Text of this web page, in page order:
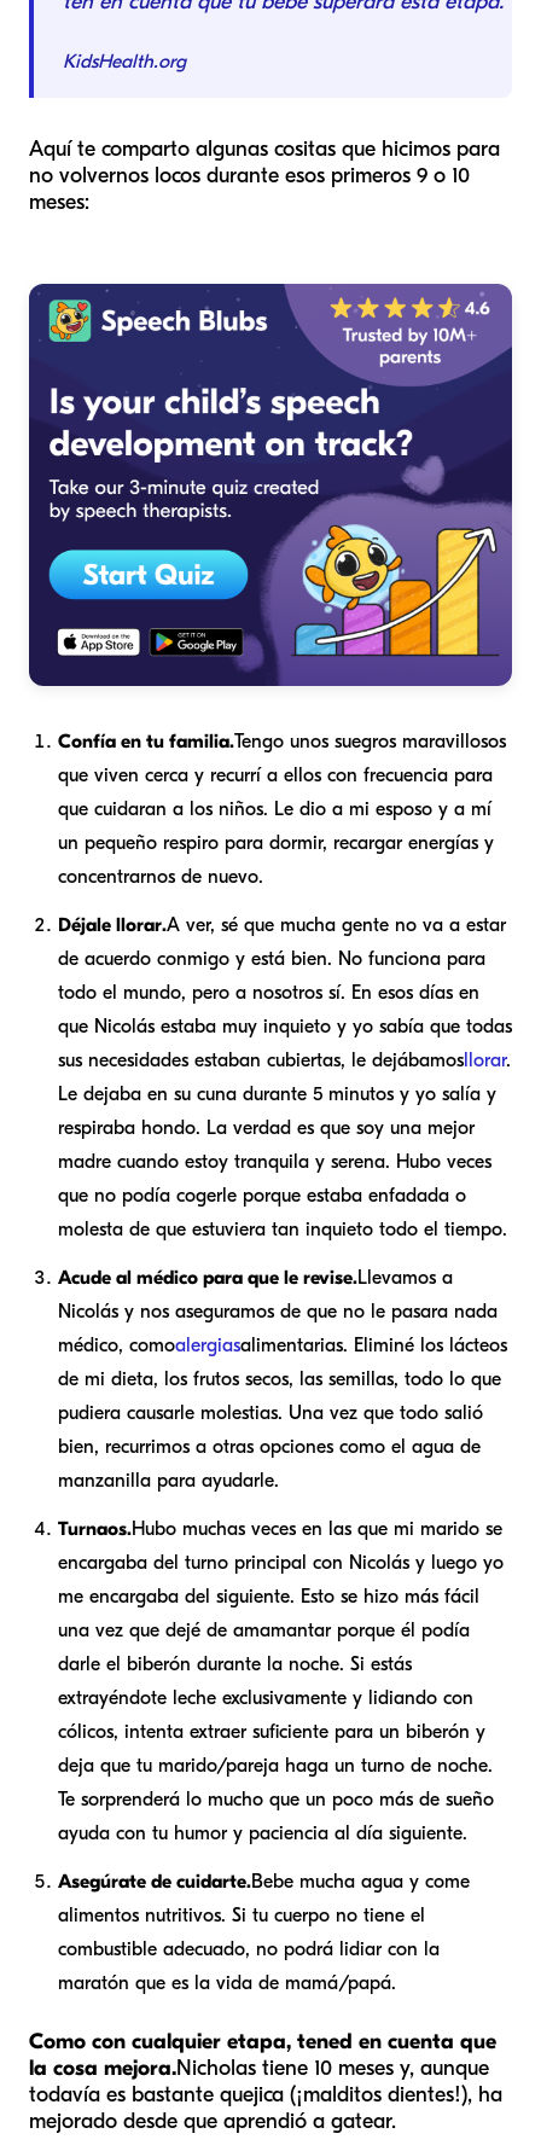
KidsHealth.org
Aquí te comparto algunas cositas que hicimos para
no volvernos locos durante esos primeros 9 o 10
meses:
Confía en tu familia.Tengo unos suegros maravillosos
que viven cerca y recurrí a ellos con frecuencia para
que cuidaran a los niños. Le dio a mi esposo y a mí
un pequeño respiro para dormir, recargar energías y
concentrarnos de nuevo.
Déjale llorar.A ver, sé que mucha gente no va a estar
de acuerdo conmigo y está bien. No funciona para
todo el mundo, pero a nosotros sí. En esos días en
que Nicolás estaba muy inquieto y yo sabía que todas
sus necesidades estaban cubiertas, le dejábamos llorar.
Le dejaba en su cuna durante 5 minutos y yo salía y
respiraba hondo. La verdad es que soy una mejor
madre cuando estoy tranquila y serena. Hubo veces
que no podía cogerle porque estaba enfadada o
molesta de que estuviera tan inquieto todo el tiempo.
Acude al médico para que le revise.Llevamos a
Nicolás y nos aseguramos de que no le pasara nada
médico, comoalergiasalimentarias. Eliminé los lácteos
de mi dieta, los frutos secos, las semillas, todo lo que
pudiera causarle molestias. Una vez que todo salió
bien, recurrimos a otras opciones como el agua de
manzanilla para ayudarle.
Turnaos.Hubo muchas veces en las que mi marido se
encargaba del turno principal con Nicolás y luego yo
me encargaba del siguiente. Esto se hizo más fácil
una vez que dejé de amamantar porque él podía
darle el biberón durante la noche. Si estás
extrayéndote leche exclusivamente y lidiando con
cólicos, intenta extraer suficiente para un biberón y
deja que tu marido/pareja haga un turno de noche.
Te sorprenderá lo mucho que un poco más de sueño
ayuda con tu humor y paciencia al día siguiente.
Asegúrate de cuidarte.Bebe mucha agua y come
alimentos nutritivos. Si tu cuerpo no tiene el
combustible adecuado, no podrá lidiar con la
maratón que es la vida de mamá/papá.
Como con cualquier etapa, tened en cuenta que
la cosa mejora.Nicholas tiene 10 meses y, aunque
todavía es bastante quejica (¡malditos dientes!), ha
mejorado desde que aprendió a gatear.